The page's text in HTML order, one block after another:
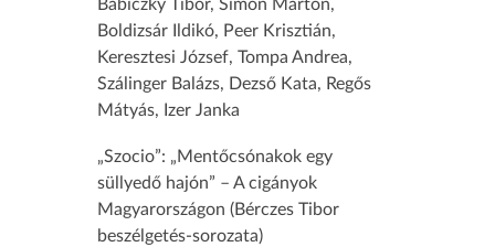
Babiczky Tibor, Simon Márton,
Boldizsár Ildikó, Peer Krisztián,
Keresztesi József, Tompa Andrea,
Szálinger Balázs, Dezső Kata, Regős
Mátyás, Izer Janka
„Szocio”: „Mentőcsónakok egy
süllyedő hajón” – A cigányok
Magyarországon (Bérczes Tibor
beszélgetés-sorozata)